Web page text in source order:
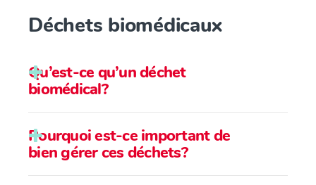
Déchets biomédicaux
Qu’est-ce qu’un déchet
biomédical?
Pourquoi est-ce important de
bien gérer ces déchets?